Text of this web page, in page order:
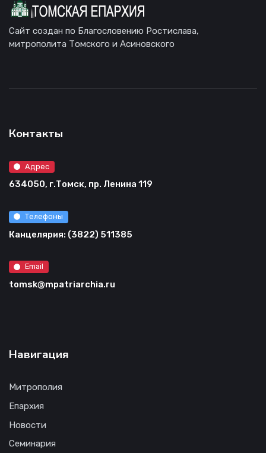
Сайт создан по Благословению Ростислава,
митрополита Томского и Асиновского
Контакты
Адрес
634050, г.Томск, пр. Ленина 119
Телефоны
Канцелярия: (3822) 511385
Email
tomsk@mpatriarchia.ru
Навигация
Митрополия
Епархия
Новости
Семинария